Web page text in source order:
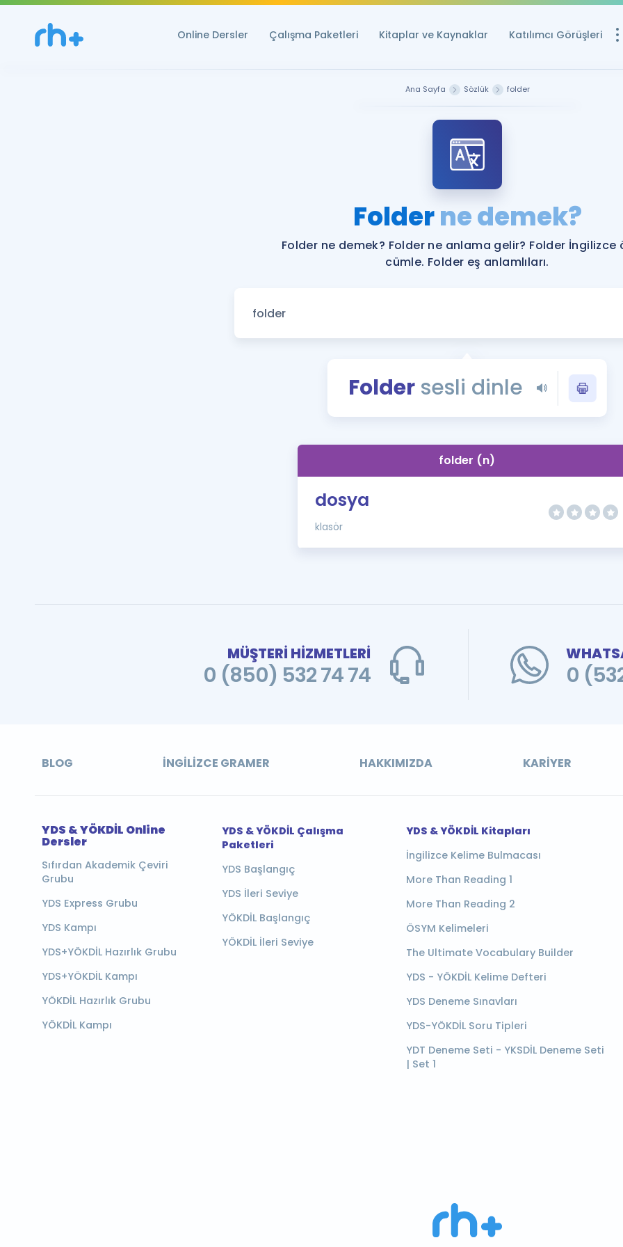
Online Dersler Çalışma Paketleri Kitaplar ve Kaynaklar Katılımcı Görüşleri
YDS ve YÖKDİL
Rehberlik Aracı
YDS ve YÖKDİL'e
Tüm ÖSYM
YDS - YÖKDİL
İngilizce Gramer
Ana Sayfa Sözlük folder
Folderne demek?
Folder ne demek? Folder ne anlama gelir? Folder İngilizce
cümle. Folder eş anlamlıları.
Foldersesli dinle
folder (n)
dosya
klasör
MÜŞTERİ HİZMETLERİ
0 (850) 532 74 74 0
BLOG İNGILIZCE GRAMER HAKKIMIZDA KARIYER
YDS & YÖKDİL Online
Dersler
Sıfırdan Akademik Çeviri
Grubu
YDS Express Grubu
YDS Kampı
YDS+YÖKDİL Hazırlık Grubu
YDS+YÖKDİL Kampı
YÖKDİL Hazırlık Grubu
YÖKDİL Kampı
YDS & YÖKDİL Çalışma
Paketleri
YDS Başlangıç
YDS İleri Seviye
YÖKDİL Başlangıç
YÖKDİL İleri Seviye
YDS & YÖKDİL Kitapları
İngilizce Kelime Bulmacası
More Than Reading 1
More Than Reading 2
ÖSYM Kelimeleri
The Ultimate Vocabulary Builder
YDS - YÖKDİL Kelime Defteri
YDS Deneme Sınavları
YDS-YÖKDİL Soru Tipleri
YDT Deneme Seti - YKSDİL Deneme Seti
| Set 1